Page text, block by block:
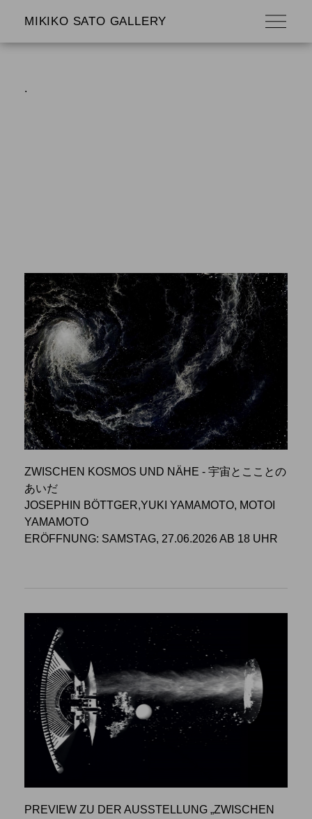
MIKIKO SATO GALLERY
.
ZWISCHEN KOSMOS UND NÄHE - 宇宙とこことの
あいだ
JOSEPHIN BÖTTGER,YUKI YAMAMOTO, MOTOI
YAMAMOTO
ERÖFFNUNG: SAMSTAG, 27.06.2026 AB 18 UHR
PREVIEW ZU DER AUSSTELLUNG „ZWISCHEN